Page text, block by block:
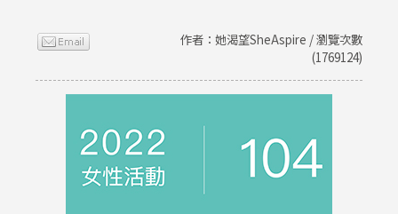
作者：她渴望SheAspire / 瀏覽次數
(1769124)